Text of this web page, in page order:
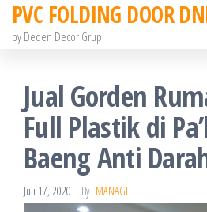
Skip
content
PVC FOLDING DOOR
by Deden Decor Grup
Jual Gorden
Full Plastik di
Baeng Anti
Juli 17, 2020 By MANAGE